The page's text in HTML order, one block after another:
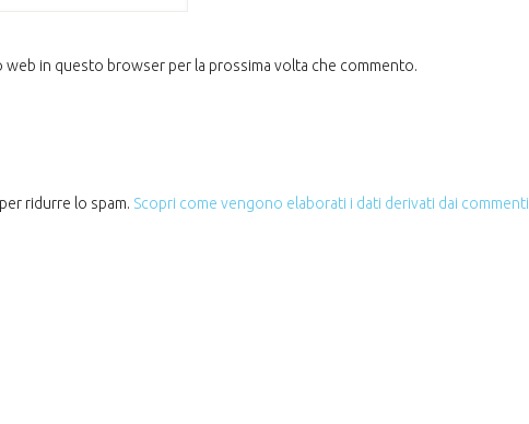
web in questo browser per la prossima volta che commento.
ridurre lo spam. Scopri come vengono elaborati i dati derivati dai commenti